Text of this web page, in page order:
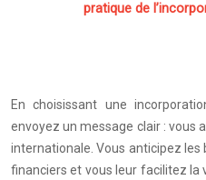
pratique de
En choisissant une
envoyez un message clair : vous
internationale. Vous anticipez
financiers et vous leur facilitez la